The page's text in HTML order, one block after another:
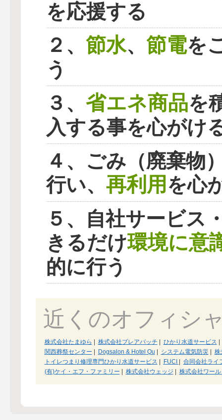
を応援する
２、 節水、 節電を
う
３、 省エネ商品を
入する事を心がけ
４、ごみ（廃棄物
行い、 再利用を心
５、自社サービス
きるだけ環境に意
的に行う
近くのオフィシ
株式会社たまゆら 株式会社ブレアパッチ ひかり水道サービス
関西葬祭センター
Dogsalon & Hotel Qu システム電気防災
株
トイレつまり修理専門ひかり水道サービス
FUCI
合同会社ライ
(有)ケイ・エフ・ファミリー
株式会社ウェッジ 株式会社ワー